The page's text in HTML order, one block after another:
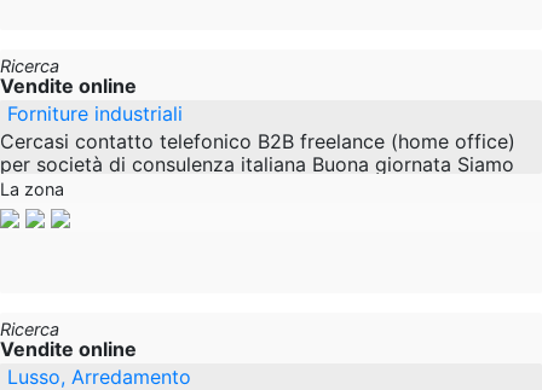
Ricerca
Vendite online
Forniture industriali
Cercasi contatto telefonico B2B freelance (home office)
per società di consulenza italiana Buona giornata Siamo
una società di consulenza italiana e siamo
La zona
Ricerca
Vendite online
Lusso, Arredamento